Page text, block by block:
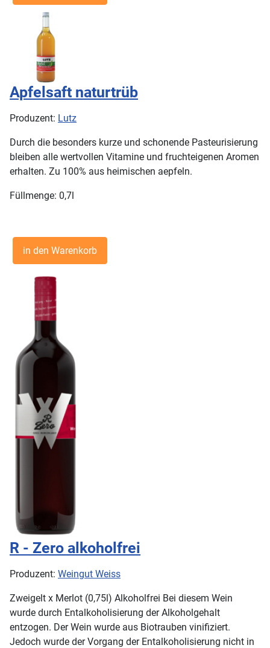
Apfelsaft naturtrüb
Produzent: Lutz
Durch die besonders kurze und schonende Pasteurisierung
bleiben alle wertvollen Vitamine und fruchteigenen Aromen
erhalten. Zu 100% aus heimischen aepfeln.
Füllmenge: 0,7l
R - Zero alkoholfrei
Produzent: Weingut Weiss
Zweigelt x Merlot (0,75l) Alkoholfrei Bei diesem Wein
wurde durch Entalkoholisierung der Alkoholgehalt
entzogen. Der Wein wurde aus Biotrauben vinifiziert.
Jedoch wurde der Vorgang der Entalkoholisierung nicht in